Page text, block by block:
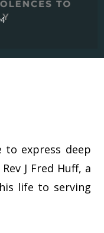
to express deep
J Fred Huff, a
life to serving